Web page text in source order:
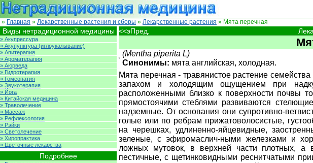
» Главная » Лекарственные растения и сборы » Лекарственные растения » Мята перечная
<<эПред.
(Mentha piperita L)
Синонимы: мята английская, холодная.
Мята перечная - травянистое растение
запахом и холодящим ощущением при
расположенными близко к поверхности почвы
прямостоячими стеблями развиваются
надземные. От основания они супротивно-
голые или по ребрам прижатоволосистые,
на черешках, удлиненно-яйцевидные,
зеленые, с эфиромаслич-ными железками и
ложных мутовок, в верхней части плотных, а
пестичные, с щетинковидными реснитчатыми
Виды нетрадиционной медицины
» Акупрессура
» Акупунктура (иглоукалывание)
» Апитерапия
» Ароматерапия
» Аюрведа
» Гидротерапия
» Гомеопатия
» Звукотерапия
» Йога
» Китайская медицина
» Траволечение
» Массаж
» Рефлексология
» Рэйки
» Светолечение
» Хиропрактика
» Цветочные лекарства
Подробнее